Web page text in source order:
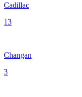
Cadillac
13
Changan
3